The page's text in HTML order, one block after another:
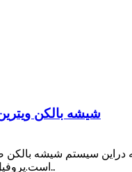
شیشه بالکن
سیستم شیشه
است.پروفیل های این سیستم شیشه بالکن به صورت برنز و…